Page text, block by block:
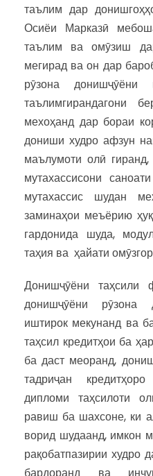
таълим дар
Осиёи Марказӣ
таълим ва омӯзиш
мегирад ва он дар
рӯзона
таълимгирандагони
мехоҳанд дар бораи
дониши худро афзун
маълумоти олӣ
мутахассисони
мутахассис шудан
заминаҳои меъёрию
гардонида шуда,
таҳия ва ҳайати
Донишҷӯёни таҳсили
донишҷӯёни рӯзона
иштирок мекунанд ва
таҳсил кредитҳои ба
ба даст меоранд,
тадриҷан
дипломи таҳсилоти
равиш ба шахсоне, ки
ворид шудаанд, имкон
рақобатпазирии худро
бардоранд ва